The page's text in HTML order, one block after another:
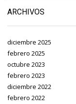
ARCHIVOS
diciembre 2025
febrero 2025
octubre 2023
febrero 2023
diciembre 2022
febrero 2022